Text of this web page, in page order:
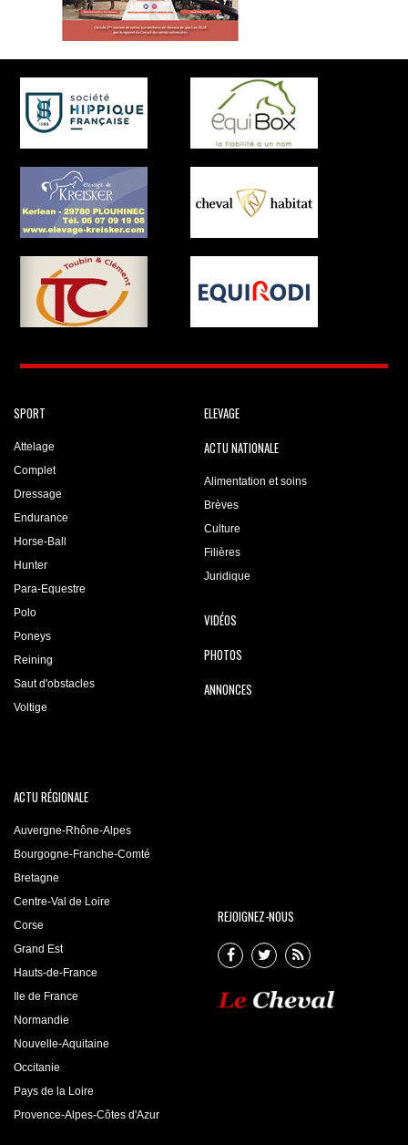
SPORT
Attelage
Complet
Dressage
Endurance
Horse-Ball
Hunter
Para-Equestre
Polo
Poneys
Reining
Saut d'obstacles
Voltige
ELEVAGE
ACTU NATIONALE
Alimentation et soins
Brèves
Culture
Filières
Juridique
VIDÉOS
PHOTOS
ANNONCES
ACTU RÉGIONALE
Auvergne-Rhône-Alpes
Bourgogne-Franche-Comté
Bretagne
Centre-Val de Loire
Corse
Grand Est
Hauts-de-France
Ile de France
Normandie
Nouvelle-Aquitaine
Occitanie
Pays de la Loire
Provence-Alpes-Côtes d'Azur
REJOIGNEZ-NOUS